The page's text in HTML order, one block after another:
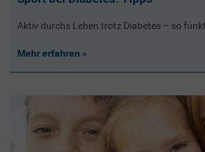
Aktiv durchs Leben trotz Diabetes – so
Mehr erfahren